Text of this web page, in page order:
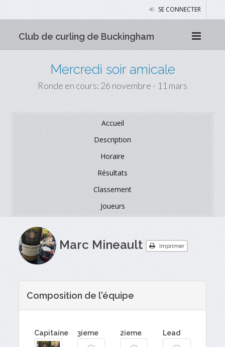
SE CONNECTER
Club de curling de Buckingham
Mercredi soir amicale
Ronde en cours: 26 novembre - 11 mars
Accueil
Description
Horaire
Résultats
Classement
Joueurs
Marc Mineault Imprimer
Composition de l'équipe
Capitaine 3ieme 2ieme Lead